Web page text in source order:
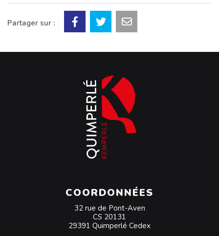
Partager sur :
COORDONNÉES
32 rue de Pont-Aven
CS 20131
29391 Quimperlé Cedex